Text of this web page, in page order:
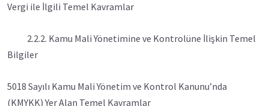
Vergi ile İlgili Temel Kavramlar
2.2.2. Kamu Mali Yönetimine ve Kontrolüne İlişkin Temel
Bilgiler
5018 Sayılı Kamu Mali Yönetim ve Kontrol Kanunu’nda
(KMYKK) Yer Alan Temel Kavramlar